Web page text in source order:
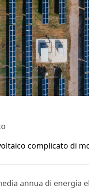
complicato di
annua di energia